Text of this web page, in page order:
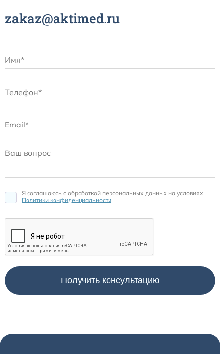
zakaz@aktimed.ru
Я соглашаюсь c обработкой персональных данных на условиях
Политики конфиденциальности